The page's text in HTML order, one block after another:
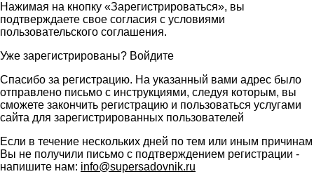
Нажимая на кнопку «Зарегистрироваться», вы
подтверждаете свое согласия с условиями
пользовательского соглашения.
Уже зарегистрированы? Войдите
Спасибо за регистрацию. На указанный вами адрес было
отправлено письмо с инструкциями, следуя которым, вы
сможете закончить регистрацию и пользоваться услугами
сайта для зарегистрированных пользователей
Если в течение нескольких дней по тем или иным причинам
Вы не получили письмо с подтверждением регистрации -
напишите нам: info@supersadovnik.ru